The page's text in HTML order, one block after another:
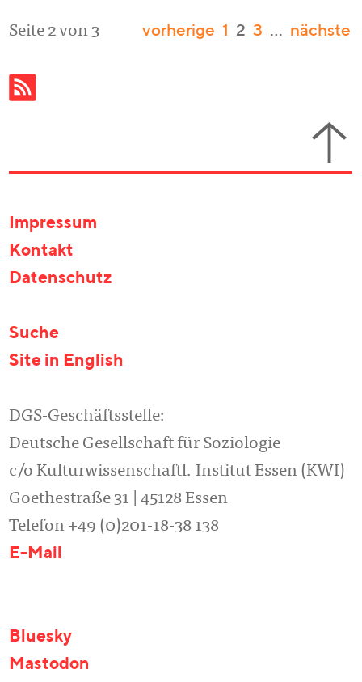
Seite 2 von 3 vorherige 1 2 3 … nächste
Impressum
Kontakt
Datenschutz
Suche
Site in English
DGS-Geschäftsstelle:
Deutsche Gesellschaft für Soziologie
c/o Kulturwissenschaftl. Institut Essen (KWI)
Goethestraße 31 | 45128 Essen
Telefon +49 (0)201-18-38 138
E-Mail
Bluesky
Mastodon